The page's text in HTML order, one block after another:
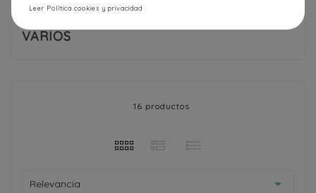
Leer Política cookies y privacidad
VARIOS
16 productos
Relevancia 